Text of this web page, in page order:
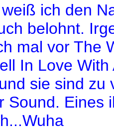
ich den
belohnt.
mal vor The
In Love
sie sind zu
Sound. Eines